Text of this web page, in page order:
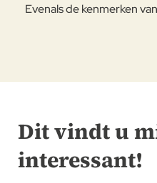
Evenals de kenmerken
Dit vindt u
interessant!